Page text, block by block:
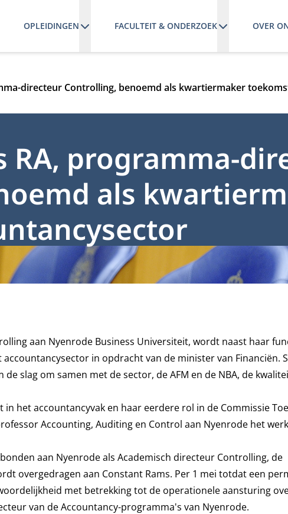
OPLEIDINGEN FACULTEIT & ONDERZOEK OVER
directeur Controlling, benoemd als kwartiermaker
RA, programma-
als
aan Nyenrode Business Universiteit, wordt naast haar
in opdracht van de minister van Financiën.
slag om samen met de sector, de AFM en de NBA, de
in het accountancyvak en haar eerdere rol in de Commissie
Accounting, Auditing en Control aan Nyenrode het
aan Nyenrode als Academisch directeur Controlling, de
overgedragen aan Constant Rams. Per 1 mei totdat een
met betrekking tot de operationele aansturing
van de Accountancy-programma's van Nyenrode.